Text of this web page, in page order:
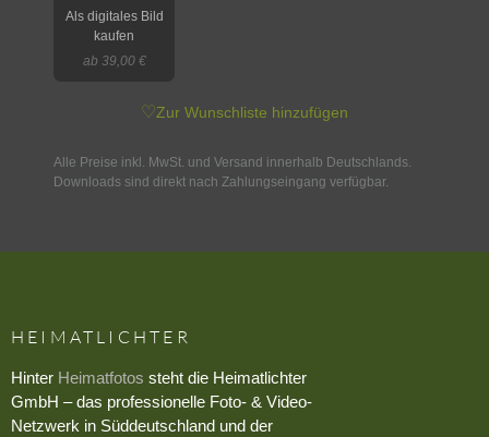
Als digitales Bild
kaufen
ab 39,00 €
♡Zur Wunschliste hinzufügen
Alle Preise inkl. MwSt. und Versand innerhalb Deutschlands.
Downloads sind direkt nach Zahlungseingang verfügbar.
HEIMATLICHTER
Hinter Heimatfotos steht die Heimatlichter
GmbH – das professionelle Foto- & Video-
Netzwerk in Süddeutschland und der